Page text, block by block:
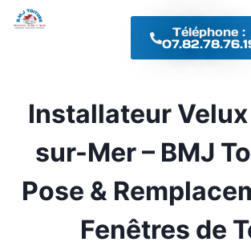
Téléphone :
Installateur
sur-Mer – BMJ
Pose &
Fenêtres de